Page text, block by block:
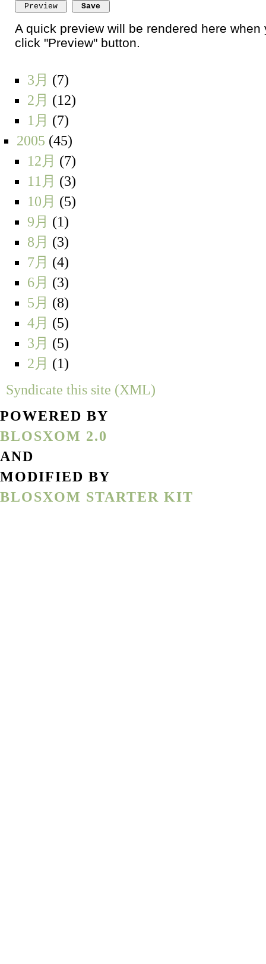
A quick preview will be rendered here when
click "Preview" button.
3月 (7)
2月 (12)
1月 (7)
2005 (45)
12月 (7)
11月 (3)
10月 (5)
9月 (1)
8月 (3)
7月 (4)
6月 (3)
5月 (8)
4月 (5)
3月 (5)
2月 (1)
Syndicate this site (XML)
POWERED BY
BLOSXOM 2.0
AND
MODIFIED BY
BLOSXOM STARTER KIT